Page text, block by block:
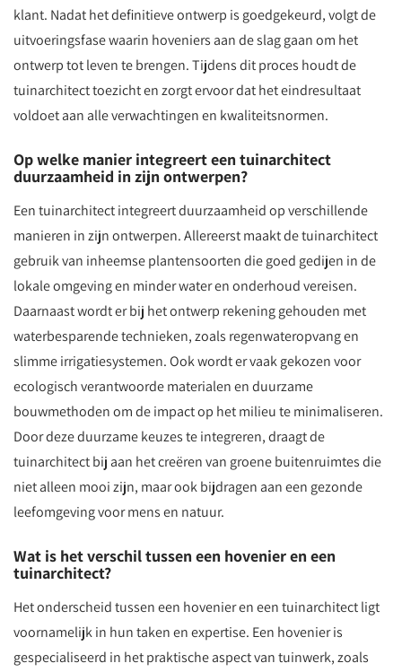
klant. Nadat het definitieve ontwerp is goedgekeurd, volgt de
uitvoeringsfase waarin hoveniers aan de slag gaan om het
ontwerp tot leven te brengen. Tijdens dit proces houdt de
tuinarchitect toezicht en zorgt ervoor dat het eindresultaat
voldoet aan alle verwachtingen en kwaliteitsnormen.
Op welke manier integreert een tuinarchitect
duurzaamheid in zijn ontwerpen?
Een tuinarchitect integreert duurzaamheid op verschillende
manieren in zijn ontwerpen. Allereerst maakt de tuinarchitect
gebruik van inheemse plantensoorten die goed gedijen in de
lokale omgeving en minder water en onderhoud vereisen.
Daarnaast wordt er bij het ontwerp rekening gehouden met
waterbesparende technieken, zoals regenwateropvang en
slimme irrigatiesystemen. Ook wordt er vaak gekozen voor
ecologisch verantwoorde materialen en duurzame
bouwmethoden om de impact op het milieu te minimaliseren.
Door deze duurzame keuzes te integreren, draagt de
tuinarchitect bij aan het creëren van groene buitenruimtes die
niet alleen mooi zijn, maar ook bijdragen aan een gezonde
leefomgeving voor mens en natuur.
Wat is het verschil tussen een hovenier en een
tuinarchitect?
Het onderscheid tussen een hovenier en een tuinarchitect ligt
voornamelijk in hun taken en expertise. Een hovenier is
gespecialiseerd in het praktische aspect van tuinwerk, zoals